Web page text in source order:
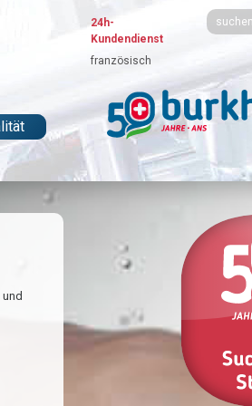
24h-
Kundendienst
französisch